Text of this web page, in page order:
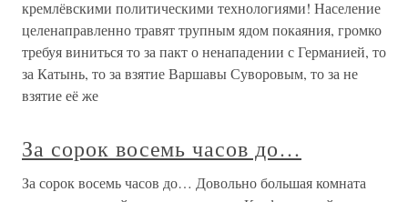
кремлёвскими политическими технологиями! Население
целенаправленно травят трупным ядом покаяния, громко
требуя виниться то за пакт о ненападении с Германией, то
за Катынь, то за взятие Варшавы Суворовым, то за не
взятие её же
За сорок восемь часов до…
За сорок восемь часов до… Довольно большая комната